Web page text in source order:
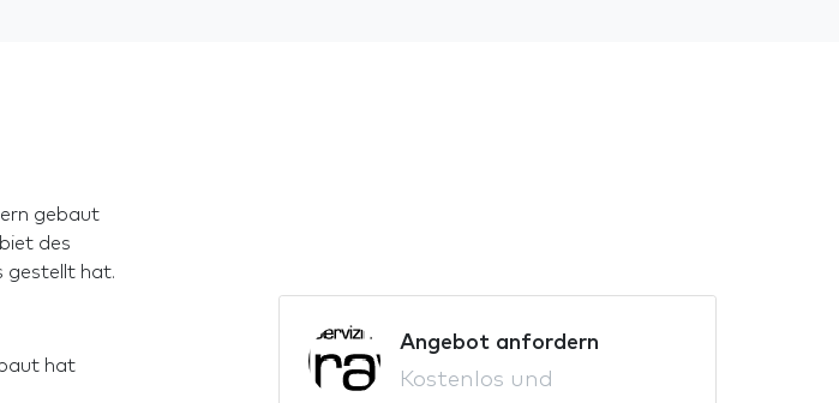
Angebot anfordern
Kostenlos und
gebaut
des
gestellt hat.
hat